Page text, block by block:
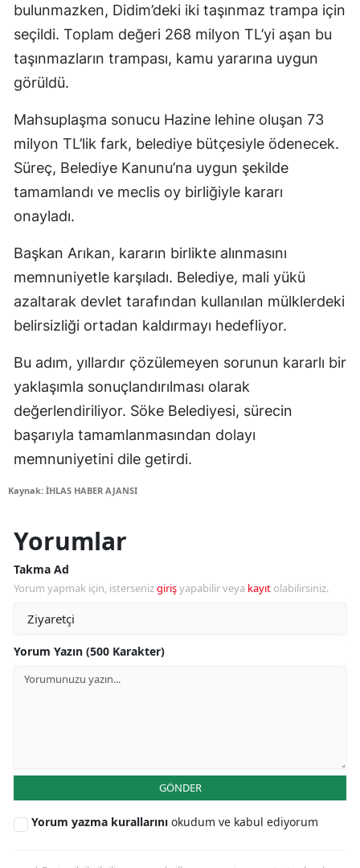
bulunmazken, Didim’deki iki taşınmaz trampa için
seçildi. Toplam değeri 268 milyon TL’yi aşan bu
taşınmazların trampası, kamu yararına uygun
görüldü.
Mahsuplaşma sonucu Hazine lehine oluşan 73
milyon TL’lik fark, belediye bütçesiyle ödenecek.
Süreç, Belediye Kanunu’na uygun şekilde
tamamlandı ve meclis oy birliğiyle kararı
onayladı.
Başkan Arıkan, kararın birlikte alınmasını
memnuniyetle karşıladı. Belediye, mali yükü
azaltarak devlet tarafından kullanılan mülklerdeki
belirsizliği ortadan kaldırmayı hedefliyor.
Bu adım, yıllardır çözülemeyen sorunun kararlı bir
yaklaşımla sonuçlandırılması olarak
değerlendiriliyor. Söke Belediyesi, sürecin
başarıyla tamamlanmasından dolayı
memnuniyetini dile getirdi.
Kaynak: İHLAS HABER AJANSI
Yorumlar
Takma Ad
Yorum yapmak için, istersenizgirişyapabilir veya kayıt olabilirsiniz.
Yorum Yazın (500 Karakter)
GÖNDER
Yorum yazma kurallarını okudum ve kabul ediyorum